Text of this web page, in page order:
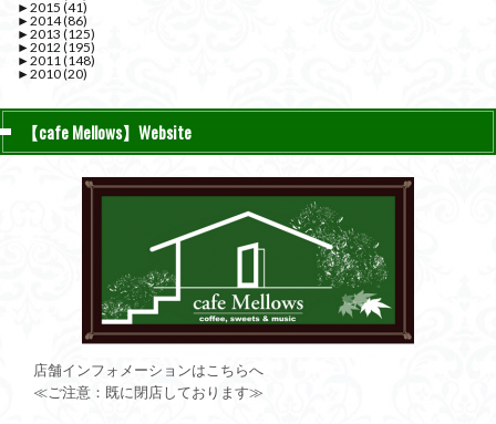
►2015 (41)
►2014(86)
►2013 (125)
►2012 (195)
►2011 (148)
►2010(20)
【cafe Mellows】Website
店舗インフォメーションはこちらへ
≪ご注意：既に閉店しております≫